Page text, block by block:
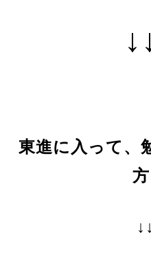
東進に入って、
方